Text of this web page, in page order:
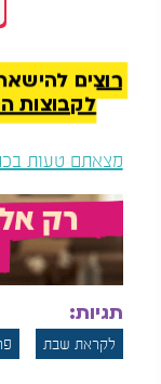
רוצים
לקבוצות
מצאתם טעות
תגיות:
לקראת שבת